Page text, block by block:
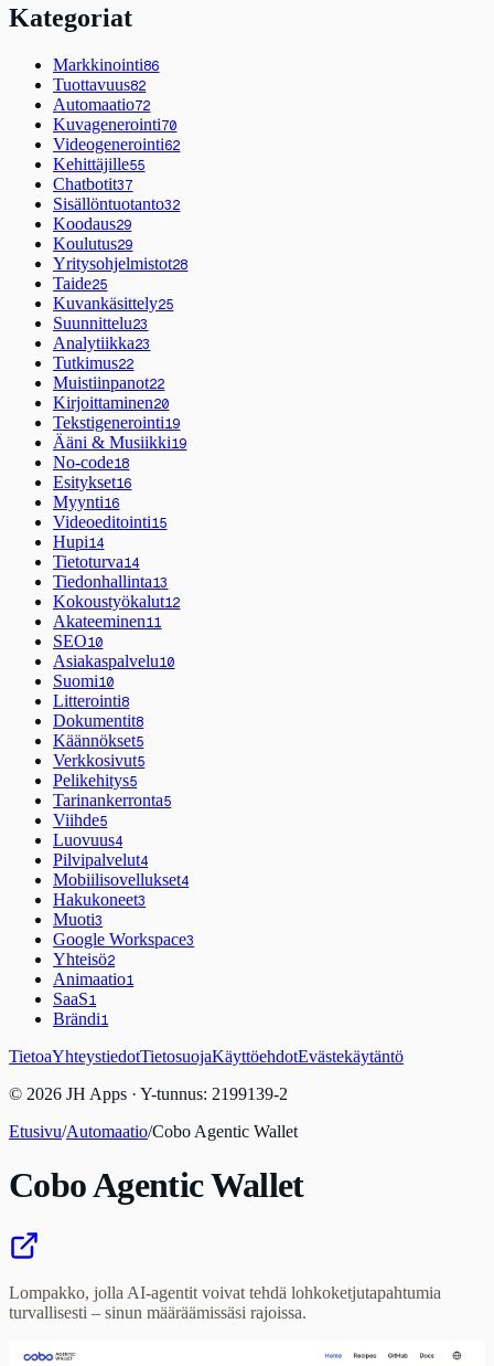
Kategoriat
Markkinointi86
Tuottavuus82
Automaatio72
Kuvagenerointi70
Videogenerointi62
Kehittäjille55
Chatbotit37
Sisällöntuotanto32
Koodaus29
Koulutus29
Yritysohjelmistot28
Taide25
Kuvankäsittely25
Suunnittelu23
Analytiikka23
Tutkimus22
Muistiinpanot22
Kirjoittaminen20
Tekstigenerointi19
Ääni & Musiikki19
No-code18
Esitykset16
Myynti16
Videoeditointi15
Hupi14
Tietoturva14
Tiedonhallinta13
Kokoustyökalut12
Akateeminen11
SEO10
Asiakaspalvelu10
Suomi10
Litterointi8
Dokumentit8
Käännökset5
Verkkosivut5
Pelikehitys5
Tarinankerronta5
Viihde5
Luovuus4
Pilvipalvelut4
Mobiilisovellukset4
Hakukoneet3
Muoti3
Google Workspace3
Yhteisö2
Animaatio1
SaaS1
Brändi1
TietoaYhteystiedotTietosuojaKäyttöehdotEvästekäytäntö
© 2026 JH Apps · Y-tunnus: 2199139-2
Etusivu/Automaatio/Cobo Agentic Wallet
Cobo Agentic Wallet
Lompakko, jolla AI-agentit voivat tehdä lohkoketjutapahtumia
turvallisesti – sinun määräämissäsi rajoissa.